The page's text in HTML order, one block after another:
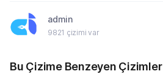
admin
9821 çizimi var
Bu Çizime Benzeyen Çizimler